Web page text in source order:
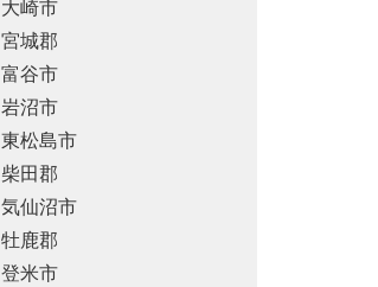
大崎市
宮城郡
富谷市
岩沼市
東松島市
柴田郡
気仙沼市
牡鹿郡
登米市